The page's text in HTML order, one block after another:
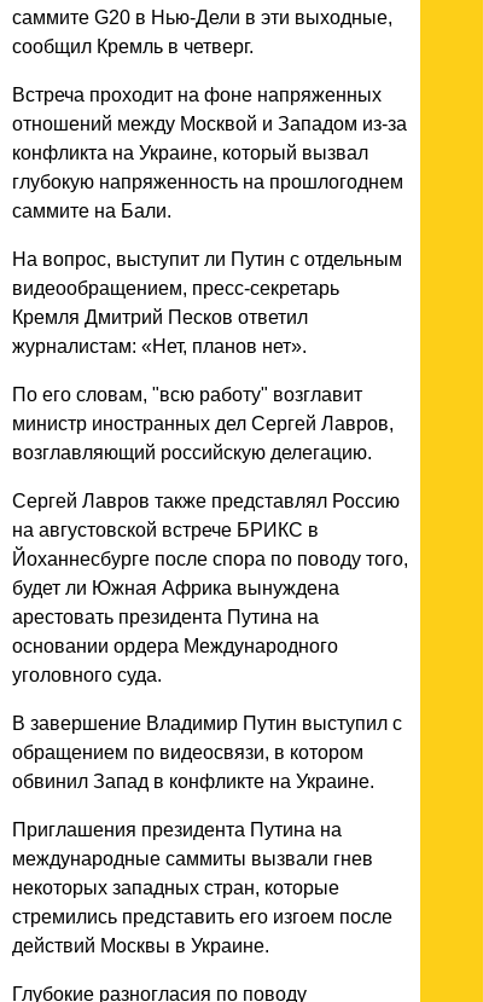
саммите G20 в Нью-Дели в эти выходные,
сообщил Кремль в четверг.
Встреча проходит на фоне напряженных
отношений между Москвой и Западом из-за
конфликта на Украине, который вызвал
глубокую напряженность на прошлогоднем
саммите на Бали.
На вопрос, выступит ли Путин с отдельным
видеообращением, пресс-секретарь
Кремля Дмитрий Песков ответил
журналистам: «Нет, планов нет».
По его словам, "всю работу" возглавит
министр иностранных дел Сергей Лавров,
возглавляющий российскую делегацию.
Сергей Лавров также представлял Россию
на августовской встрече БРИКС в
Йоханнесбурге после спора по поводу того,
будет ли Южная Африка вынуждена
арестовать президента Путина на
основании ордера Международного
уголовного суда.
В завершение Владимир Путин выступил с
обращением по видеосвязи, в котором
обвинил Запад в конфликте на Украине.
Приглашения президента Путина на
международные саммиты вызвали гнев
некоторых западных стран, которые
стремились представить его изгоем после
действий Москвы в Украине.
Глубокие разногласия по поводу